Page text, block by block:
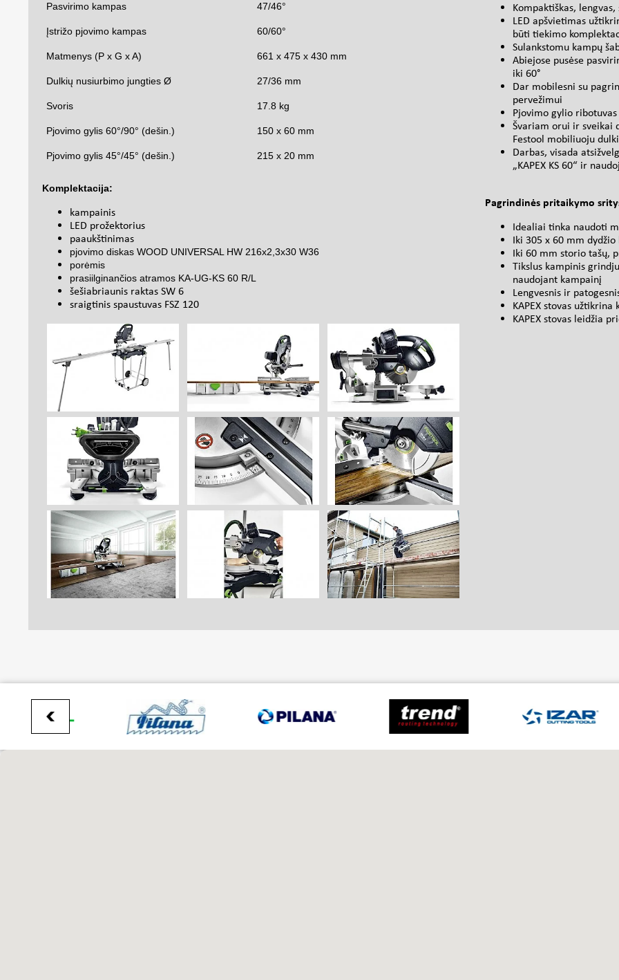
Pasvirimo kampas 47/46°
Įstrižo pjovimo kampas 60/60°
Matmenys (P x G x A) 661 x 475 x 430 mm
Dulkių nusiurbimo jungties Ø 27/36 mm
Svoris 17.8 kg
Pjovimo gylis 60°/90° (dešin.) 150 x 60 mm
Pjovimo gylis 45°/45° (dešin.) 215 x 20 mm
Komplektacija:
kampainis
LED prožektorius
paaukštinimas
pjovimo diskas WOOD UNIVERSAL HW 216x2,3x30 W36
porėmis
prasiilginančios atramos KA-UG-KS 60 R/L
šešiabriaunis raktas SW 6
sraigtinis spaustuvas FSZ 120
Kompaktiškas,
LED apšvietimas
būti tiekimo
Sulankstomu kampų
Abiejose pusėse
iki 60°
Dar mobilesni su
pervežimui
Pjovimo gylio
Švariam orui ir sveikai
Festool mobiliuoju
Darbas, visada
„KAPEX KS 60“ ir
Pagrindinės pritaikymo
Idealiai tinka naudoti
Iki 305 x 60 mm
Iki 60 mm storio tašų,
Tikslus kampinis
naudojant kampainį
Lengvesnis ir
KAPEX stovas
KAPEX stovas leidžia